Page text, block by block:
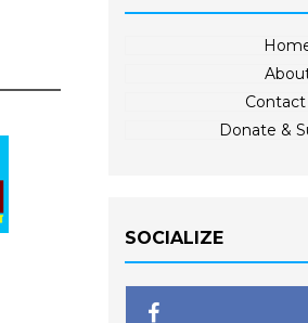
Contact
Donate &
SOCIALIZE